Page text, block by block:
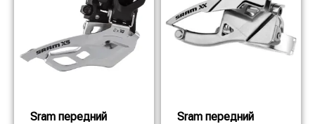
Sram передний
Sram передний